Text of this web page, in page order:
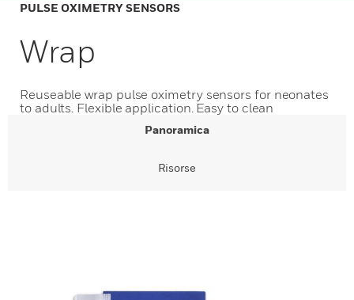
PULSE OXIMETRY SENSORS
Wrap
Reuseable wrap pulse oximetry sensors for neonates
to adults. Flexible application. Easy to clean
Panoramica
Risorse